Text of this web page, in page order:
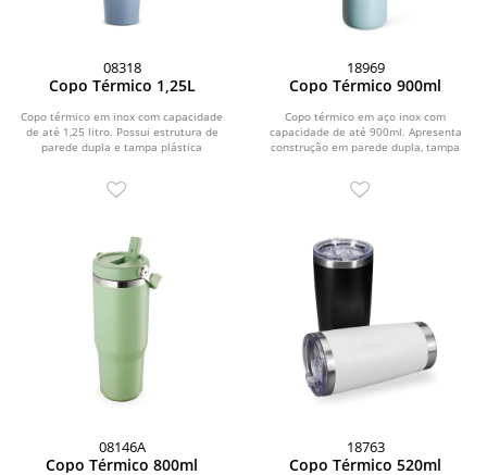
08318
Copo Térmico 1,25L
Copo térmico em inox com capacidade
de até 1,25 litro. Possui estrutura de
parede dupla e tampa plástica
18969
Copo Térmico 900ml
Copo térmico em aço inox com
capacidade de até 900ml. Apresenta
construção em parede dupla, tampa
08146A
Copo Térmico 800ml
18763
Copo Térmico 520ml